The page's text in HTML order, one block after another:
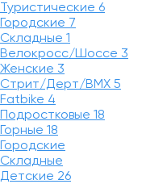
Туристические 6
Городские 7
Складные 1
Велокросс/Шоссе 3
Женские 3
Стрит/Дерт/BMX 5
Fatbike 4
Подростковые 18
Горные 18
Городские
Складные
Детские 26